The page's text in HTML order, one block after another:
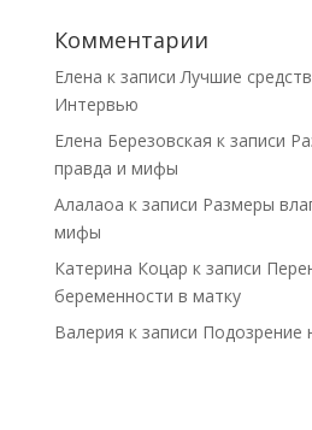
Комментарии
Елена к записиЛучшие
Интервью
Елена Березовская к записи
правда и мифы
Алалаоа к записи Размеры
мифы
Катерина Коцар к записи
беременности в матку
Валерия к записи Подозрение